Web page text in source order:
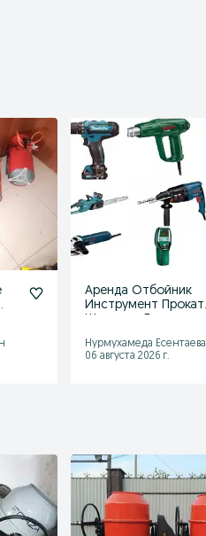
Аренда Отбойник
Инструмент Прокат
Нурмухамеда Есентаева
06 августа 2026 г.